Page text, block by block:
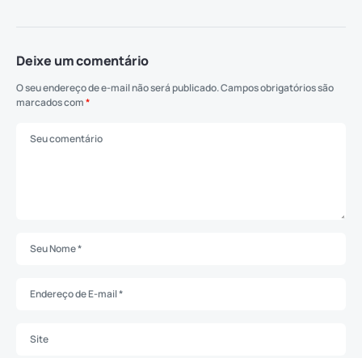
Deixe um comentário
O seu endereço de e-mail não será publicado.Campos obrigatórios são
marcados com*